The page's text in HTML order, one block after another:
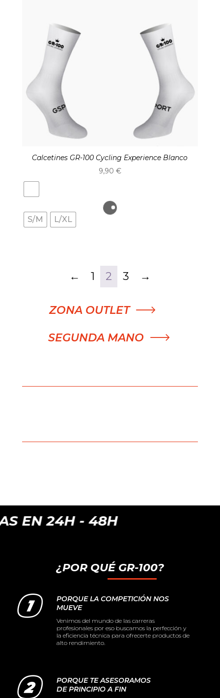
Calcetines GR-100 Cycling Experience Blanco
9,90 €
S/M L/XL
← 1 2 3 →
ZONA OUTLET
SEGUNDA MANO
- 48H
¿POR QUÉ GR-100?
PORQUE LA COMPETICIÓN NOS
MUEVE
Venimos del mundo de las carreras
profesionales por eso buscamos la perfección y
la eficiencia técnica para ofrecerte productos de
alto rendimiento.
PORQUE TE ASESORAMOS
DE PRINCIPIO A FIN